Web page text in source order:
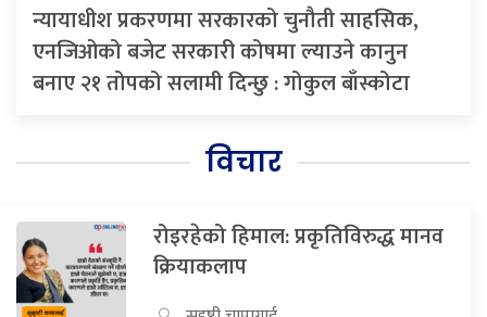
न्यायाधीश प्रकरणमा सरकारको चुनौती साहसिक,
एनजिओको बजेट सरकारी कोषमा ल्याउने कानुन
बनाए २१ तोपको सलामी दिन्छु : गोकुल बाँस्कोटा
विचार
रोइरहेको हिमाल: प्रकृतिविरुद्ध मानव
क्रियाकलाप